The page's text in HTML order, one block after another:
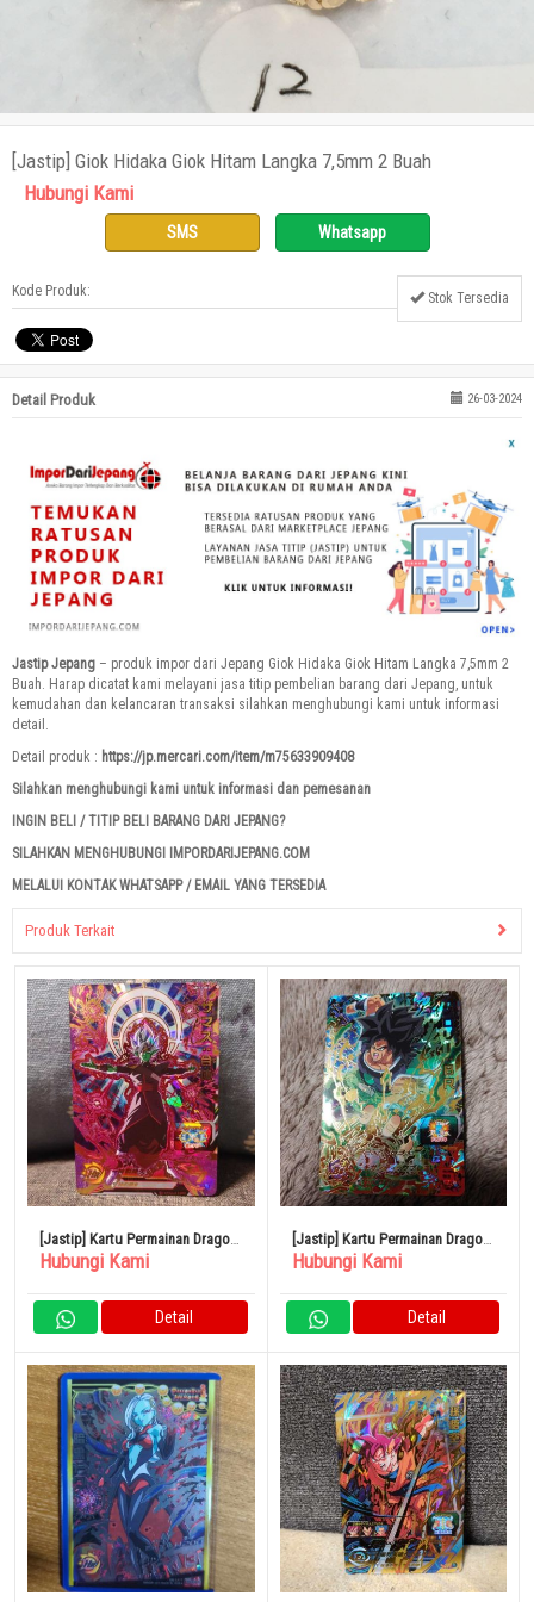
[Jastip] Giok Hidaka Giok Hitam Langka 7,5mm 2 Buah
Hubungi Kami
SMS Whatsapp
Kode Produk: Stok Tersedia
Detail Produk 26-03-2024
Jastip Jepang – produk impor dari Jepang Giok Hidaka Giok Hitam Langka 7,5mm 2
Buah. Harap dicatat kami melayani jasa titip pembelian barang dari Jepang, untuk
kemudahan dan kelancaran transaksi silahkan menghubungi kami untuk informasi
detail.
Detail produk : https://jp.mercari.com/item/m75633909408
Silahkan menghubungi kami untuk informasi dan pemesanan
INGIN BELI / TITIP BELI BARANG DARI JEPANG?
SILAHKAN MENGHUBUNGI IMPORDARIJEPANG.COM
MELALUI KONTAK WHATSAPP / EMAIL YANG TERSEDIA
Produk Terkait
[Jastip] Kartu Permainan Dragon
Ball Heroes Zamasu Combined
Hubungi Kami
Detail
[Jastip] Kartu Permainan Dragon
Ball Heroes Broly
Hubungi Kami
Detail